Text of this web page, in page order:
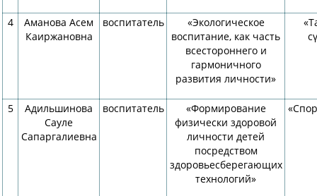
4
Аманова Асем
Каиржановна
воспитатель
«Экологическое
воспитание, как часть
всестороннего и
гармоничного
развития личности»
5
Адильшинова
Сауле
Сапаргалиевна
воспитатель
«Формирование
физически здоровой
личности детей
посредством
здоровьесберегающих
технологий»